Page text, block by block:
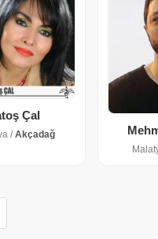
Çal
/Akçadağ